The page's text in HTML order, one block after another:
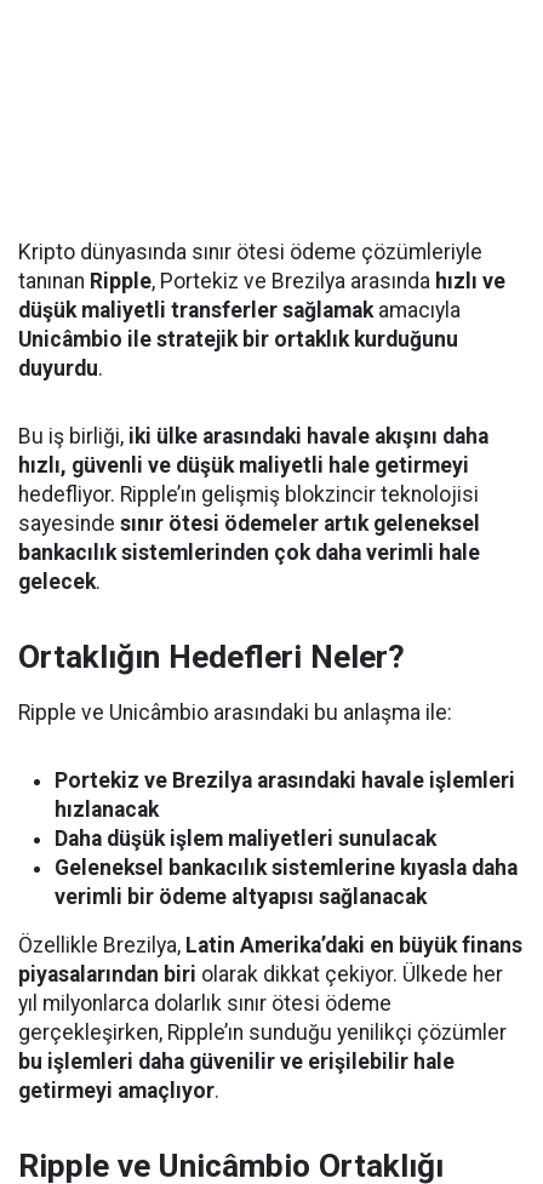
Kripto dünyasında sınır ötesi ödeme çözümleriyle
tanınan Ripple, Portekiz ve Brezilya arasında hızlı ve
düşük maliyetli transferler sağlamakamacıyla
Unicâmbio ile stratejik bir ortaklık kurduğunu
duyurdu.
Bu iş birliği, iki ülke arasındaki havale akışını daha
hızlı, güvenli ve düşük maliyetli hale getirmeyi
hedefliyor. Ripple’ın gelişmiş blokzincir teknolojisi
sayesinde sınır ötesi ödemeler artık geleneksel
bankacılık sistemlerinden çok daha verimli hale
gelecek.
Ortaklığın Hedefleri Neler?
Ripple ve Unicâmbio arasındaki bu anlaşma ile:
Portekiz ve Brezilya arasındaki havale işlemleri
hızlanacak
Daha düşük işlem maliyetleri sunulacak
Geleneksel bankacılık sistemlerine kıyasla daha
verimli bir ödeme altyapısı sağlanacak
Özellikle Brezilya, Latin Amerika’daki en büyük finans
piyasalarından biri olarak dikkat çekiyor. Ülkede her
yıl milyonlarca dolarlık sınır ötesi ödeme
gerçekleşirken, Ripple’ın sunduğu yenilikçi çözümler
bu işlemleri daha güvenilir ve erişilebilir hale
getirmeyi amaçlıyor.
Ripple ve Unicâmbio Ortaklığı